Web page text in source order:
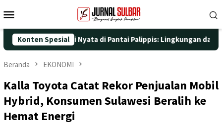
ke
Mobile
Konten Spesial
Aksi Nyata di Pantai Palippis: Lingkungan dan Kesehatan
Beranda EKONOMI
Kalla Toyota Catat Rekor Penjualan Mobil
Hybrid, Konsumen Sulawesi Beralih ke
Hemat Energi